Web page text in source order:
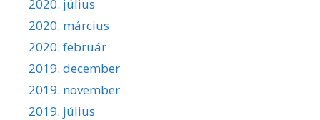
2020. július
2020. március
2020. február
2019. december
2019. november
2019. július